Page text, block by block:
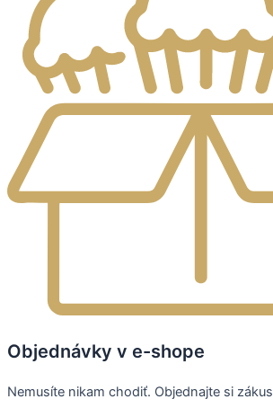
Objednávky v e-shope
Nemusíte nikam chodiť. Objednajte si